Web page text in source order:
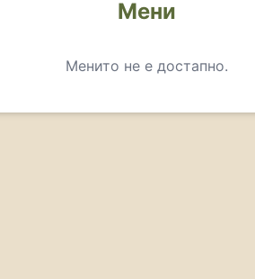
Мени
Менито не е достапно.